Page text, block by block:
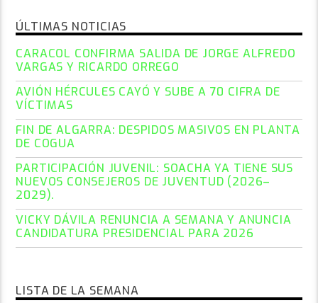
ÚLTIMAS NOTICIAS
CARACOL CONFIRMA SALIDA DE JORGE ALFREDO
VARGAS Y RICARDO ORREGO
AVIÓN HÉRCULES CAYÓ Y SUBE A 70 CIFRA DE
VÍCTIMAS
FIN DE ALGARRA: DESPIDOS MASIVOS EN PLANTA
DE COGUA
PARTICIPACIÓN JUVENIL: SOACHA YA TIENE SUS
NUEVOS CONSEJEROS DE JUVENTUD (2026–
2029).
VICKY DÁVILA RENUNCIA A SEMANA Y ANUNCIA
CANDIDATURA PRESIDENCIAL PARA 2026
LISTA DE LA SEMANA